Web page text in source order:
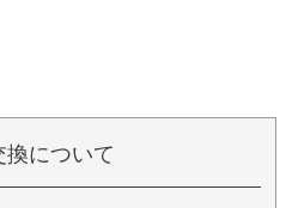
換について